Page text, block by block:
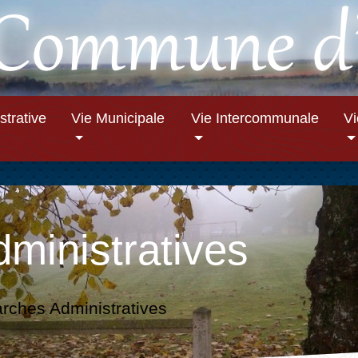
Vie Municipale Vie Intercommunale
Administratives